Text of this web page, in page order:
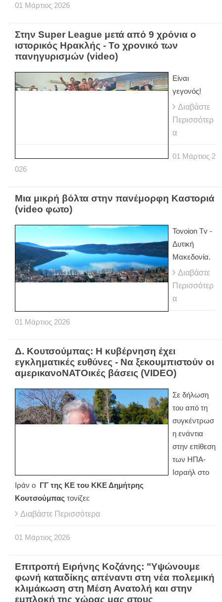
01 Μάρτιος 2026
Στην Super League μετά από 9 χρόνια ο
ιστορικός Ηρακλής - Το χρονικό των
πανηγυρισμών (video)
Είναι
γεγονός!
Διαβάστε
Περισσότερ
α
01 Μάρτιος 2
026
Μια μικρή βόλτα στην πανέμορφη Καστοριά
(video φωτο)
Tovoion Tv -
Δυτική
Μακεδονία.
Διαβάστε
Περισσότερ
α
01 Μάρτιος 2026
Δ. Κουτσούμπας: Η κυβέρνηση έχει
εγκληματικές ευθύνες - Να ξεκουμπιστούν οι
αμερικανοΝΑΤΟικές βάσεις (VIDEO)
Σε δήλωση
του από τη
συγκέντρωσ
η ενάντια
στην επίθεση
των ΗΠΑ-
Ισραήλ στο
Ιράν ο
ΓΓ της ΚΕ του ΚΚΕ Δημήτρης
Κουτσούμπας τονίζει:
Διαβάστε Περισσότερα
01 Μάρτιος 2026
Επιτροπή Ειρήνης Κοζάνης: "Υψώνουμε
φωνή καταδίκης απέναντι στη νέα πολεμική
κλιμάκωση στη Μέση Ανατολή και στην
εμπλοκή της χώρας μας στους